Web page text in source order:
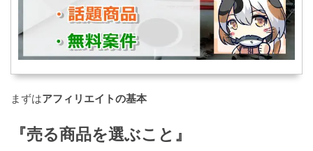
まずはアフィリエイトの基本
『売る商品を選ぶこと』